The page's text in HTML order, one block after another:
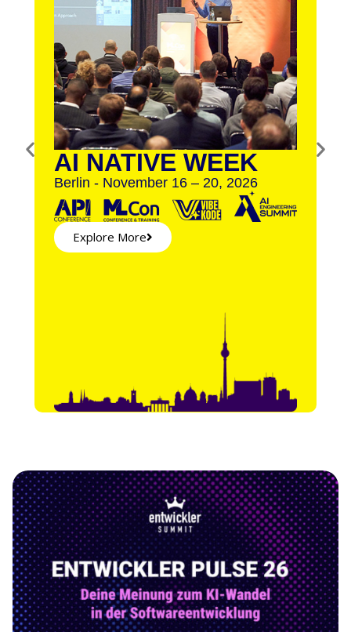
AI NATIVE WEEK
Berlin - November 16 – 20, 2026
Explore More